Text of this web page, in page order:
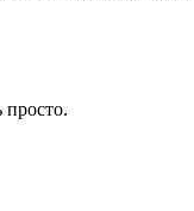
просто.